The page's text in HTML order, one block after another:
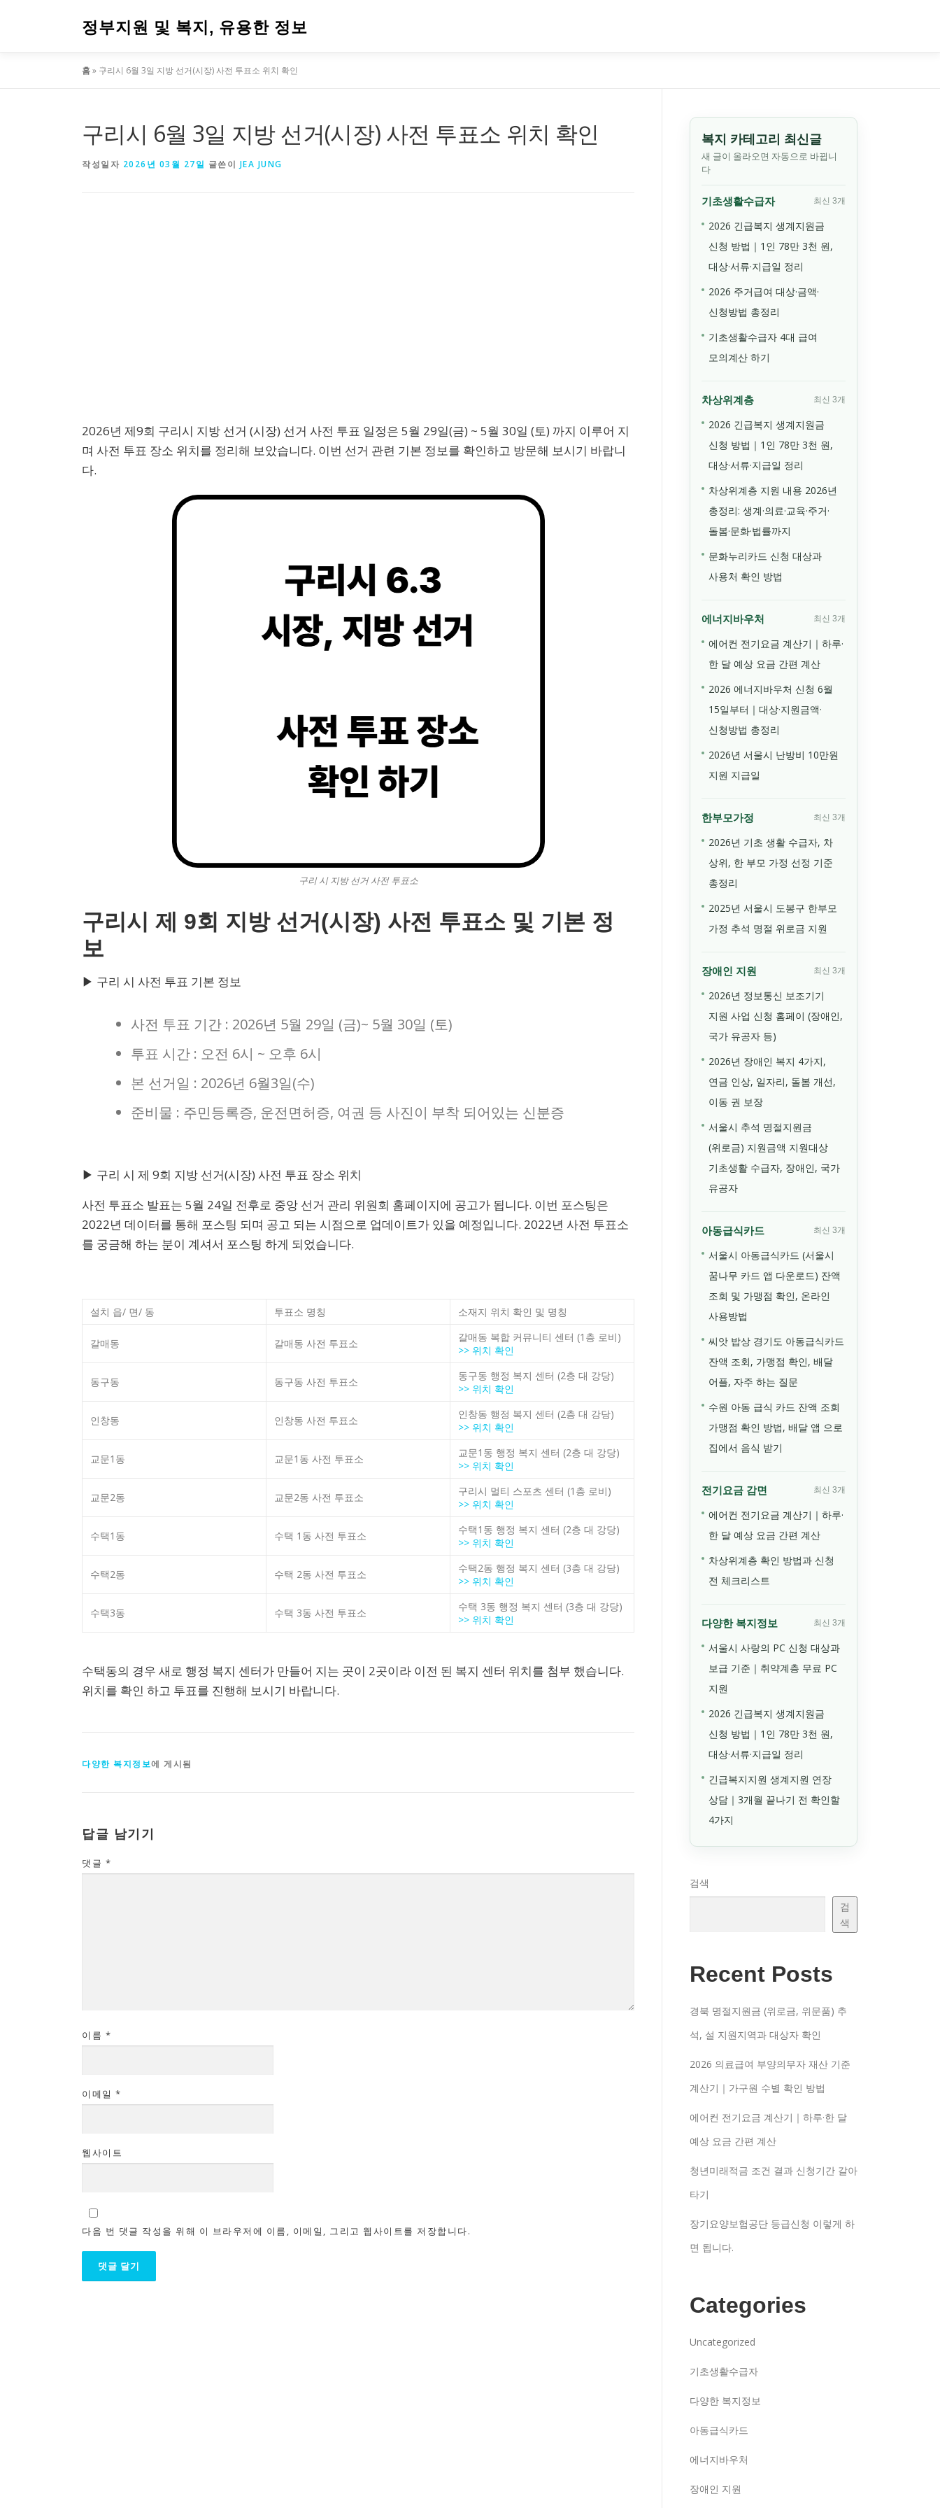
로
정부지원 및 복지, 유용한 정보
홈» 구리시 6월 3일 지방 선거(시장) 사전 투표소 위치 확인
구리시 6월 3일 지방 선거(시장) 사전 투표소 위치 확인
작성일자 2026년 03월 27일 글쓴이 JEA JUNG
2026년 제9회 구리시 지방 선거 (시장) 선거 사전 투표 일정은 5월 29일(금) ~ 5월 30일 (토) 까지 이루어 지
며 사전 투표 장소 위치를 정리해 보았습니다. 이번 선거 관련 기본 정보를 확인하고 방문해 보시기 바랍니
다.
구리 시 지방 선거 사전 투표소
구리시 제 9회 지방 선거(시장) 사전 투표소 및 기본 정
보
▶ 구리 시 사전 투표 기본 정보
사전 투표 기간 : 2026년 5월 29일 (금)~ 5월 30일 (토)
투표 시간 : 오전 6시 ~ 오후 6시
본 선거일 : 2026년 6월3일(수)
준비물 : 주민등록증, 운전면허증, 여권 등 사진이 부착 되어있는 신분증
▶ 구리 시 제 9회 지방 선거(시장) 사전 투표 장소 위치
사전 투표소 발표는 5월 24일 전후로 중앙 선거 관리 위원회 홈페이지에 공고가 됩니다. 이번 포스팅은
2022년 데이터를 통해 포스팅 되며 공고 되는 시점으로 업데이트가 있을 예정입니다. 2022년 사전 투표소
를 궁금해 하는 분이 계셔서 포스팅 하게 되었습니다.
설치 읍/ 면/ 동 투표소 명칭 소재지 위치 확인 및 명칭
갈매동 갈매동 사전 투표소
갈매동 복합 커뮤니티 센터 (1층 로비)
>> 위치 확인
동구동 동구동 사전 투표소
동구동 행정 복지 센터 (2층 대 강당)
>> 위치 확인
인창동 인창동 사전 투표소
인창동 행정 복지 센터 (2층 대 강당)
>> 위치 확인
교문1동 교문1동 사전 투표소
교문1동 행정 복지 센터 (2층 대 강당)
>> 위치 확인
교문2동 교문2동 사전 투표소
구리시 멀티 스포츠 센터 (1층 로비)
>> 위치 확인
수택1동 수택 1동 사전 투표소
수택1동 행정 복지 센터 (2층 대 강당)
>> 위치 확인
수택2동 수택 2동 사전 투표소
수택2동 행정 복지 센터 (3층 대 강당)
>> 위치 확인
수택3동 수택 3동 사전 투표소
수택 3동 행정 복지 센터 (3층 대 강당)
>> 위치 확인
수택동의 경우 새로 행정 복지 센터가 만들어 지는 곳이 2곳이라 이전 된 복지 센터 위치를 첨부 했습니다.
위치를 확인 하고 투표를 진행해 보시기 바랍니다.
다양한 복지정보에 게시됨
답글 남기기
댓글 *
이름 *
이메일 *
웹사이트
다음 번 댓글 작성을 위해 이 브라우저에 이름, 이메일, 그리고 웹사이트를 저장합니다.
복지 카테고리 최신글
새 글이 올라오면 자동으로 바뀝니
다
기초생활수급자 최신 3개
2026 긴급복지 생계지원금
신청 방법｜1인 78만 3천 원,
대상·서류·지급일 정리
2026 주거급여 대상·금액·
신청방법 총정리
기초생활수급자 4대 급여
모의계산 하기
차상위계층 최신 3개
2026 긴급복지 생계지원금
신청 방법｜1인 78만 3천 원,
대상·서류·지급일 정리
차상위계층 지원 내용 2026년
총정리: 생계·의료·교육·주거·
돌봄·문화·법률까지
문화누리카드 신청 대상과
사용처 확인 방법
에너지바우처 최신 3개
에어컨 전기요금 계산기｜하루·
한 달 예상 요금 간편 계산
2026 에너지바우처 신청 6월
15일부터｜대상·지원금액·
신청방법 총정리
2026년 서울시 난방비 10만원
지원 지급일
한부모가정 최신 3개
2026년 기초 생활 수급자, 차
상위, 한 부모 가정 선정 기준
총정리
2025년 서울시 도봉구 한부모
가정 추석 명절 위로금 지원
장애인 지원 최신 3개
2026년 정보통신 보조기기
지원 사업 신청 홈페이 (장애인,
국가 유공자 등)
2026년 장애인 복지 4가지,
연금 인상, 일자리, 돌봄 개선,
이동 권 보장
서울시 추석 명절지원금
(위로금) 지원금액 지원대상
기초생활 수급자, 장애인, 국가
유공자
아동급식카드 최신 3개
서울시 아동급식카드 (서울시
꿈나무 카드 앱 다운로드) 잔액
조회 및 가맹점 확인, 온라인
사용방법
씨앗 밥상 경기도 아동급식카드
잔액 조회, 가맹점 확인, 배달
어플, 자주 하는 질문
수원 아동 급식 카드 잔액 조회
가맹점 확인 방법, 배달 앱 으로
집에서 음식 받기
전기요금 감면 최신 3개
에어컨 전기요금 계산기｜하루·
한 달 예상 요금 간편 계산
차상위계층 확인 방법과 신청
전 체크리스트
다양한 복지정보 최신 3개
서울시 사랑의 PC 신청 대상과
보급 기준｜취약계층 무료 PC
지원
2026 긴급복지 생계지원금
신청 방법｜1인 78만 3천 원,
대상·서류·지급일 정리
긴급복지지원 생계지원 연장
상담｜3개월 끝나기 전 확인할
4가지
검색
검
색
Recent Posts
경북 명절지원금 (위로금, 위문품) 추
석, 설 지원지역과 대상자 확인
2026 의료급여 부양의무자 재산 기준
계산기｜가구원 수별 확인 방법
에어컨 전기요금 계산기｜하루·한 달
예상 요금 간편 계산
청년미래적금 조건 결과 신청기간 갈아
타기
장기요양보험공단 등급신청 이렇게 하
면 됩니다.
Categories
Uncategorized
기초생활수급자
다양한 복지정보
아동급식카드
에너지바우처
장애인 지원